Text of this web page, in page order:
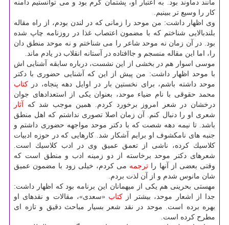
مانند دماوند بود. به اعتبار او، پشتمان گرم بود و می توانستیم دامنه
كار را وسیع تر ببینیم.
وی اظهار داشت: من موحد را زمانی كه در لندن بودم، از راه مقاله
بلندبالایی شناختم كه با مضمون اعتصاب غذا در روزنامه چاپ شده
بود. در آن زمان نه موحد شاعر را می شناختم و نه موحد منطق دان
را، اما این مقاله منسجم و جاافتاده در آستانه انقلاب در یادم ماند.
موسی اسوار هم در بخشی از این نشست، درباره سابقه آشنایی اش
با موحد اظهار داشت: من پیش از این كه آشنایی حضوری با دكتر
موحد داشته باشم، برای نخستین بار در اوایل دهه پنجاه، در كتاب
محمد حقوقی با نام ضیاء موحد، بعنوان یكی از استعدادهای جوان
درخشان در شعر امروز برخورد كردم. همین موجب شد كه
آثار
شعری او را دنبال كنم. آن زمان اصلا تصوری نداشتم كه اهل منطق
باشد. تا نیمه دهه شصت كه با دكتر موحد مواجهه حضوری داشتم و
جنبه های نامكشوف او برایم آشكار شد. كارهایی كه در حوزه ادبیات
كلاسیك كرده، ناشی از تعمق عمیق وی در ادب كلاسیك است.
شعرهای دكتر موحد برخاسته از دو زمینه ادب و منطق است كه
وقتی بعضی از آنها را ترجمه می كردم، خیلی زود با مضمون عمیق
شان مانوس شدم و از آن لذت بردم.
مهستی بحرینی هم یكی از میهمانان این برنامه بود كه اظهار داشت:
جدا از اشعار موحد، بیشتر ازكتاب «سعدی»، مقالات و نقدهای او
بهره برده است. موحد در نقد شعر بسیار مباحث دقیق و تازه ای
مطرح كرده است.